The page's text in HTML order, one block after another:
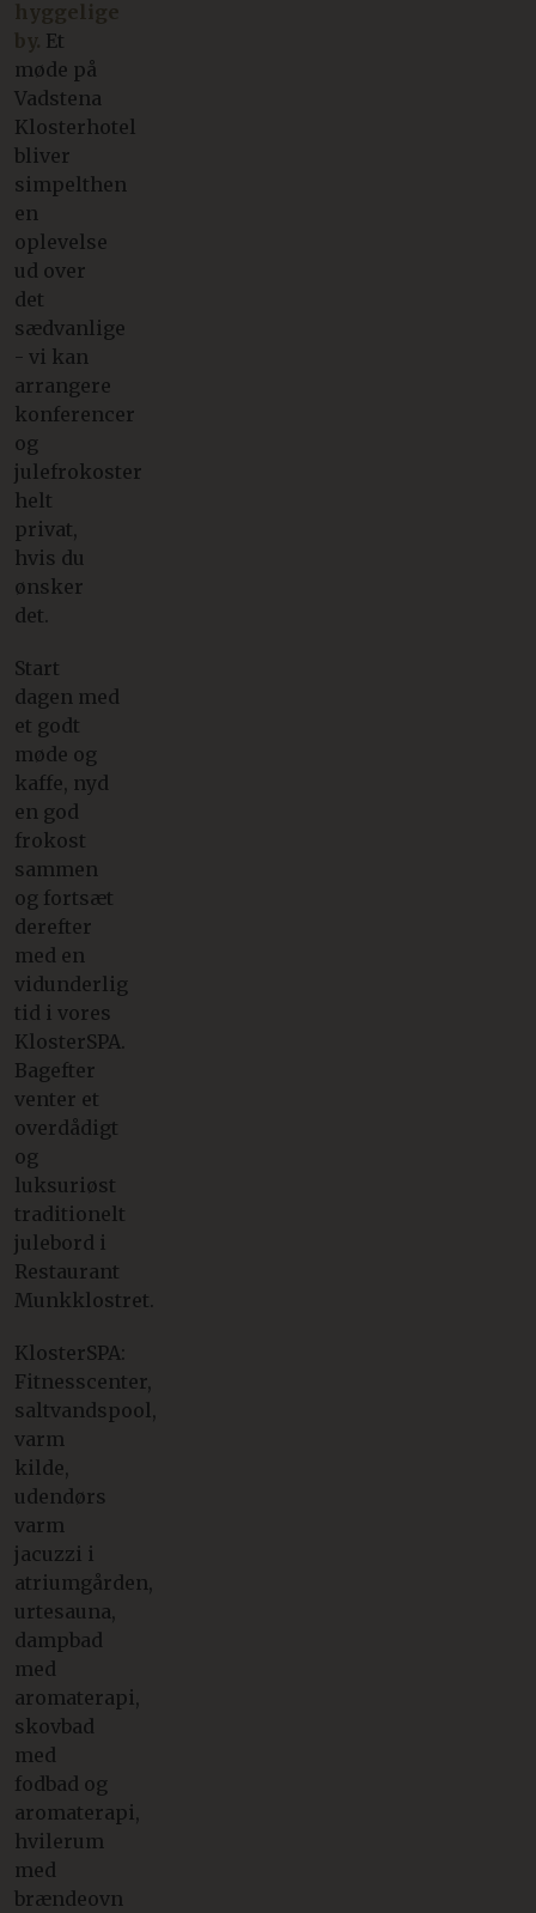
hyggelige
by. Et
møde på
Vadstena
Klosterhotel
bliver
simpelthen
en
oplevelse
ud over
det
sædvanlige
- vi kan
arrangere
konferencer
og
julefrokoster
helt
privat,
hvis du
ønsker
det.
Start
dagen med
et godt
møde og
kaffe, nyd
en god
frokost
sammen
og fortsæt
derefter
med en
vidunderlig
tid i vores
KlosterSPA.
Bagefter
venter et
overdådigt
og
luksuriøst
traditionelt
julebord i
Restaurant
Munkklostret.
KlosterSPA:
Fitnesscenter,
saltvandspool,
varm
kilde,
udendørs
varm
jacuzzi i
atriumgården,
urtesauna,
dampbad
med
aromaterapi,
skovbad
med
fodbad og
aromaterapi,
hvilerum
med
brændeovn